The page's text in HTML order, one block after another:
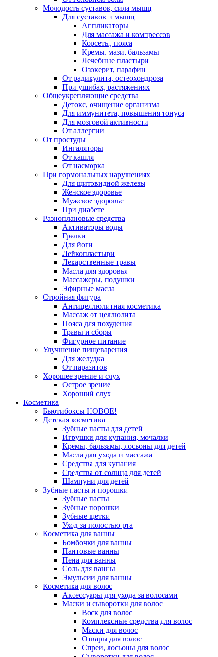
Молодость суставов, сила мышц
Для суставов и мышц
Аппликаторы
Для массажа и компрессов
Корсеты, пояса
Кремы, мази, бальзамы
Лечебные пластыри
Озокерит, парафин
От радикулита, остеохондроза
При ушибах, растяжениях
Общеукрепляющие средства
Детокс, очищение организма
Для иммунитета, повышения тонуса
Для мозговой активности
От аллергии
От простуды
Ингаляторы
От кашля
От насморка
При гормональных нарушениях
Для щитовидной железы
Женское здоровье
Мужское здоровье
При диабете
Разноплановые средства
Активаторы воды
Грелки
Для йоги
Лейкопластыри
Лекарственные травы
Масла для здоровья
Массажеры, подушки
Эфирные масла
Стройная фигура
Антицеллюлитная косметика
Массаж от целлюлита
Пояса для похудения
Травы и сборы
Фигурное питание
Улучшение пищеварения
Для желудка
От паразитов
Хорошее зрение и слух
Острое зрение
Хороший слух
Косметика
Бьютибоксы НОВОЕ!
Детская косметика
Зубные пасты для детей
Игрушки для купания, мочалки
Кремы, бальзамы, лосьоны для детей
Масла для ухода и массажа
Средства для купания
Средства от солнца для детей
Шампуни для детей
Зубные пасты и порошки
Зубные пасты
Зубные порошки
Зубные щетки
Уход за полостью рта
Косметика для ванны
Бомбочки для ванны
Пантовые ванны
Пена для ванны
Соль для ванны
Эмульсии для ванны
Косметика для волос
Аксессуары для ухода за волосами
Маски и сыворотки для волос
Воск для волос
Комплексные средства для волос
Маски для волос
Отвары для волос
Спреи, лосьоны для волос